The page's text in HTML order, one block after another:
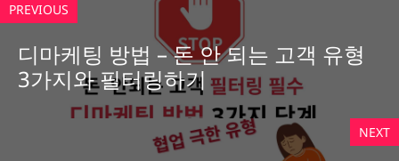
PREVIOUS
디마케팅 방법 – 돈 안 되는 고객 유형
3가지와 필터링하기
NEXT